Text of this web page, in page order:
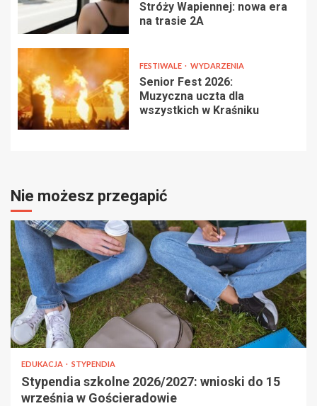
Stróży Wapiennej: nowa era
na trasie 2A
FESTIWALE WYDARZENIA
Senior Fest 2026:
Muzyczna uczta dla
wszystkich w Kraśniku
Nie możesz przegapić
EDUKACJA STYPENDIA
Stypendia szkolne 2026/2027: wnioski do 15
września w Gościeradowie